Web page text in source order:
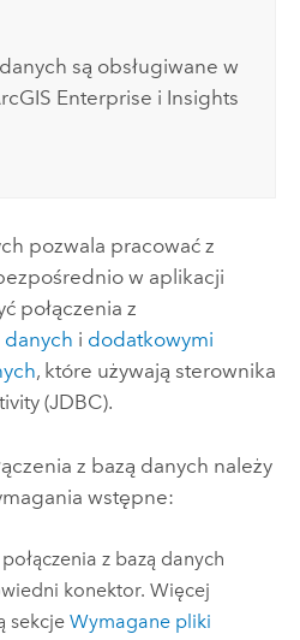
są obsługiwane w
Enterprise i Insights
pozwala pracować z
w aplikacji
połączenia z
danych i dodatkowymi
, które używają sterownika
(JDBC).
z bazą danych należy
wstępne:
z bazą danych
konektor. Więcej
sekcjeWymagane pliki